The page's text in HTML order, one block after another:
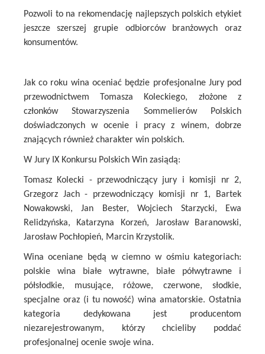
Pozwoli to na rekomendację najlepszych polskich etykiet
jeszcze szerszej grupie odbiorców branżowych oraz
konsumentów.
Jak co roku wina oceniać będzie profesjonalne Jury pod
przewodnictwem Tomasza Koleckiego, złożone z
członków Stowarzyszenia Sommelierów Polskich
doświadczonych w ocenie i pracy z winem, dobrze
znających również charakter win polskich.
W Jury IX Konkursu Polskich Win zasiądą:
Tomasz Kolecki - przewodniczący jury i komisji nr 2,
Grzegorz Jach - przewodniczący komisji nr 1, Bartek
Nowakowski, Jan Bester, Wojciech Starzycki, Ewa
Relidzyńska, Katarzyna Korzeń, Jarosław Baranowski,
Jarosław Pochłopień, Marcin Krzystolik.
Wina oceniane będą w ciemno w ośmiu kategoriach:
polskie wina białe wytrawne, białe półwytrawne i
półsłodkie, musujące, różowe, czerwone, słodkie,
specjalne oraz (i tu nowość) wina amatorskie. Ostatnia
kategoria dedykowana jest producentom
niezarejestrowanym, którzy chcieliby poddać
profesjonalnej ocenie swoje wina.